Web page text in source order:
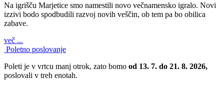
Na igrišču Marjetice smo namestili novo večnamensko igralo. Novi
izzivi bodo spodbudili razvoj novih veščin, ob tem pa bo obilica
zabave.
več ...
Poletno poslovanje
Poleti je v vrtcu manj otrok, zato bomo od 13. 7. do 21. 8. 2026,
poslovali v treh enotah.